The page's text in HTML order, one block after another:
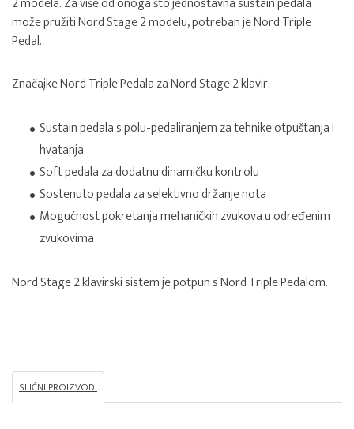
može pružiti Nord Stage 2 modelu, potreban je Nord Triple
Pedal.
Značajke Nord Triple Pedala za Nord Stage 2 klavir:
Sustain pedala s polu-pedaliranjem za tehnike otpuštanja i
hvatanja
Soft pedala za dodatnu dinamičku kontrolu
Sostenuto pedala za selektivno držanje nota
Mogućnost pokretanja mehaničkih zvukova u određenim
zvukovima
Nord Stage 2 klavirski sistem je potpun s Nord Triple Pedalom.
SLIČNI PROIZVODI